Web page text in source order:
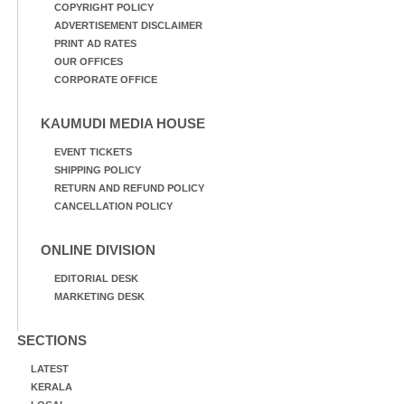
COPYRIGHT POLICY
ADVERTISEMENT DISCLAIMER
PRINT AD RATES
OUR OFFICES
CORPORATE OFFICE
KAUMUDI MEDIA HOUSE
EVENT TICKETS
SHIPPING POLICY
RETURN AND REFUND POLICY
CANCELLATION POLICY
ONLINE DIVISION
EDITORIAL DESK
MARKETING DESK
SECTIONS
LATEST
KERALA